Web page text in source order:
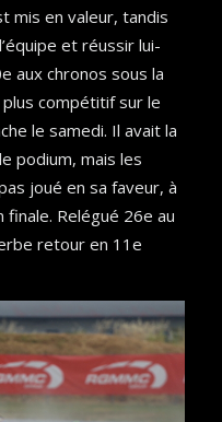
mis en valeur, tandis
et réussir lui-
aux chronos sous la
compétitif sur le
le samedi. Il avait la
podium, mais les
joué en sa faveur, à
finale. Relégué 26e au
retour en 11e